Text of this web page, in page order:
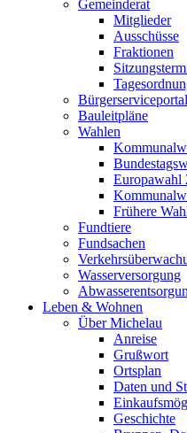
Gemeinderat
Mitglieder
Ausschüsse
Fraktionen
Bürgerserviceportal
Bauleitpläne
Wahlen
Europawahl
Frühere
Fundtiere
Fundsachen
Wasserversorgung
Leben & Wohnen
Über Michelau
Anreise
Grußwort
Ortsplan
Daten und
Geschichte